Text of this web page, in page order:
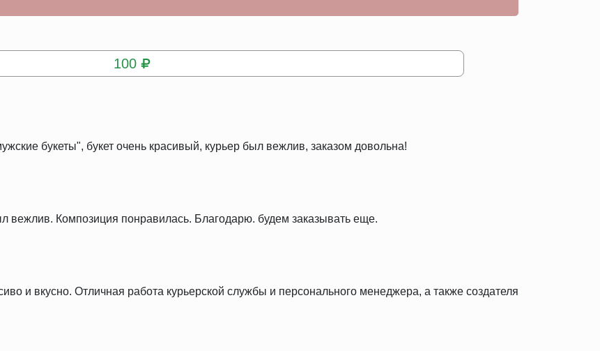
100
букеты", букет очень красивый, курьер был вежлив, заказом довольна!
вежлив. Композиция понравилась. Благодарю. будем заказывать еще.
и вкусно. Отличная работа курьерской службы и персонального менеджера, а также создателя